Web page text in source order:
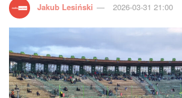
Jakub Lesiński 2026-03-31 21:00